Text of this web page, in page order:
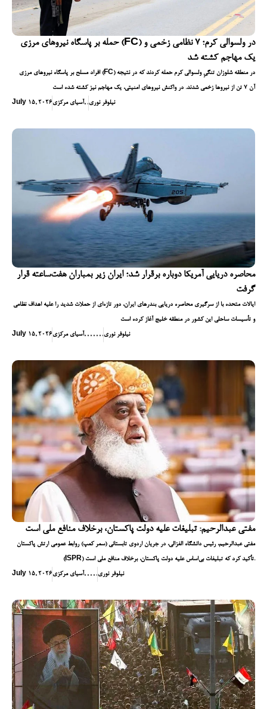
حمله بر پاسگاه نیروهای مرزی (FC) در ولسوالی کرم؛ ۷ نظامی زخمی و
یک مهاجم کشته شد
افراد مسلح بر پاسگاه نیروهای مرزی (FC) در منطقه شلوزان تنگیِ ولسوالی کرم حمله کردند که در نتیجه
آن ۷ تن از نیروها زخمی شدند. در واکنش نیروهای امنیتی، یک مهاجم نیز کشته شده است
July 15, 2026آسیای مرکزی, ,نیلوفر نوری
محاصره دریایی آمریکا دوباره برقرار شد؛ ایران زیر بمباران هفت‌ساعته قرار
گرفت
ایالات متحده با از سرگیری محاصره دریایی بندرهای ایران، دور تازه‌ای از حملات شدید را علیه اهداف نظامی
و تأسیسات ساحلی این کشور در منطقه خلیج آغاز کرده است
July 15, 2026آسیای مرکزی, , , , , , ,نیلوفر نوری
مفتی عبدالرحیم: تبلیغات علیه دولت پاکستان، برخلاف منافع ملی است
مفتی عبدالرحیم، رئیس دانشگاه الغزالی، در جریان اردوی تابستانی (سمر کمپ) روابط عمومی ارتش پاکستان
(ISPR) تأکید کرد که تبلیغات بی‌اساس علیه دولت پاکستان، برخلاف منافع ملی است.
July 15, 2026آسیای مرکزی, , , , ,نیلوفر نوری